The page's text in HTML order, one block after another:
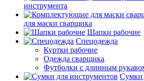
инструмента
для маски сварщика
Шапки рабочие
Спецодежда
Куртки рабочие
Одежда сварщика
Футболки с длинным
Сумки